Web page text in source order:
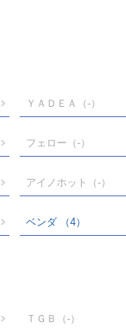
ＹＡＤＥＡ （-）
フェロー （-）
アイノホット （-）
ベンダ （4）
ＴＧＢ （-）